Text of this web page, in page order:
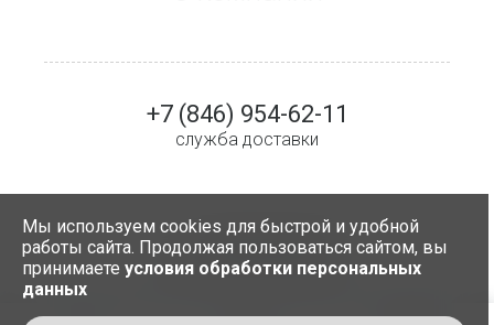
+7 (846) 954-62-11
служба доставки
created by humans
Мы используем cookies для быстрой и удобной
работы сайта. Продолжая пользоваться сайтом, вы
принимаете условия обработки персональных
данных